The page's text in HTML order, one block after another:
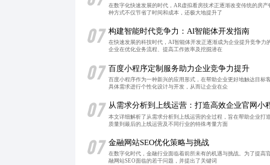
在数字化快速发展的时代，AR虚拟看房技术正逐渐改变传统的房
种方式不仅节省了时间和成本，还极大地提升了
07 构建智能时代竞争力：AI智能体开发指南
在快速发展的科技时代，AI智能体开发正逐渐成为企业提升竞争
企业在优化业务流程、提高工作效率及挖掘潜在
07 百度小程序定制服务助力企业竞争力提升
百度小程序作为一种新兴的应用形式，在帮助企业更好地触达目
具体需求进行个性化设计与开发，从而让企业在众
07 从需求分析到上线运营：打造高效企业官网小
本文详细解析了从需求分析到上线运营的全过程，旨在帮助企业
质量到最后的上线运营及不同行业的特殊考量方面
07 金融网站SEO优化策略与挑战
在数字化时代，金融行业面临着前所未有的机遇与挑战。为了提
融网站SEO面临的若干问题，并提出了关键词